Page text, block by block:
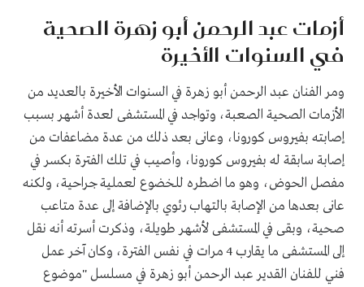
أزمات عبد الرحمن أبو زهرة الصحية
في السنوات الأخيرة
ومر الفنان عبد الرحمن أبو زهرة في السنوات الأخيرة بالعديد من
الأزمات الصحية الصعبة، وتواجد في المستشفى لعدة أشهر بسبب
إصابته بفيروس كورونا، وعانى بعد ذلك من عدة مضاعفات من
إصابة سابقة له بفيروس كورونا، وأصيب في تلك الفترة بكسر في
مفصل الحوض، وهو ما اضطره للخضوع لعملية جراحية، ولكنه
عانى بعدها من الإصابة بالتهاب رئوي بالإضافة إلى عدة متاعب
صحية، وبقى في المستشفى لأشهر طويلة، وذكرت أسرته أنه نقل
إلى المستشفى ما يقارب 4 مرات في نفس الفترة، وكان آخر عمل
فني للفنان القدير عبد الرحمن أبو زهرة في مسلسل "موضوع